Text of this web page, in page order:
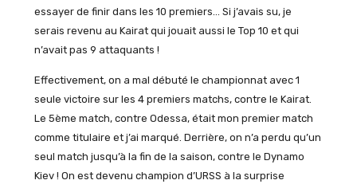
essayer de finir dans les 10 premiers… Si j’avais su, je
serais revenu au Kairat qui jouait aussi le Top 10 et qui
n’avait pas 9 attaquants !
Effectivement, on a mal débuté le championnat avec 1
seule victoire sur les 4 premiers matchs, contre le Kairat.
Le 5ème match, contre Odessa, était mon premier match
comme titulaire et j’ai marqué. Derrière, on n’a perdu qu’un
seul match jusqu’à la fin de la saison, contre le Dynamo
Kiev ! On est devenu champion d’URSS à la surprise